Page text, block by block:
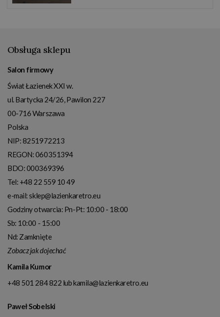
Obsługa sklepu
Salon firmowy
Świat Łazienek XXI w.
ul. Bartycka 24/26, Pawilon 227
00-716Warszawa
Polska
NIP:8251972213
REGON: 060351394
BDO: 000369396
Tel: +48 22 559 10 49
e-mail:sklep@lazienkaretro.eu
Godziny otwarcia: Pn-Pt: 10:00 - 18:00
Sb: 10:00 - 15:00
Nd: Zamknięte
Zobacz jak dojechać
Kamila Kumor
+48 501 284 822 lubkamila@lazienkaretro.eu
Paweł Sobelski